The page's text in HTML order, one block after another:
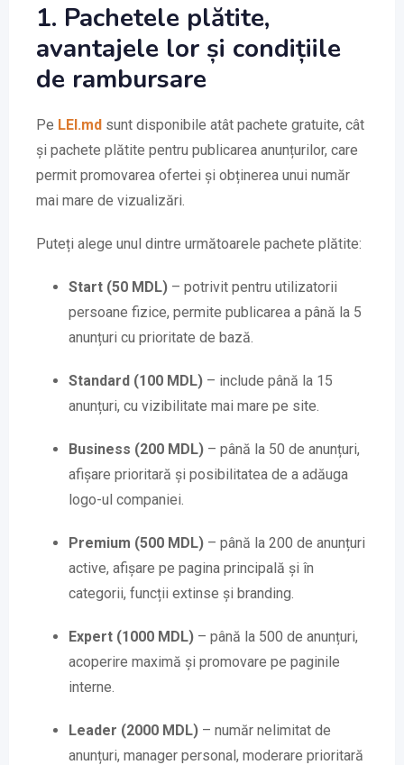
1. Pachetele plătite,
avantajele lor și condițiile
de rambursare
Pe LEI.md sunt disponibile atât pachete gratuite, cât
și pachete plătite pentru publicarea anunțurilor, care
permit promovarea ofertei și obținerea unui număr
mai mare de vizualizări.
Puteți alege unul dintre următoarele pachete plătite:
Start (50 MDL) – potrivit pentru utilizatorii
persoane fizice, permite publicarea a până la 5
anunțuri cu prioritate de bază.
Standard (100 MDL) – include până la 15
anunțuri, cu vizibilitate mai mare pe site.
Business (200 MDL) – până la 50 de anunțuri,
afișare prioritară și posibilitatea de a adăuga
logo-ul companiei.
Premium (500 MDL) – până la 200 de anunțuri
active, afișare pe pagina principală și în
categorii, funcții extinse și branding.
Expert (1000 MDL) – până la 500 de anunțuri,
acoperire maximă și promovare pe paginile
interne.
Leader (2000 MDL) – număr nelimitat de
anunțuri, manager personal, moderare prioritară